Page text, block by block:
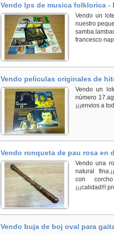
Vendo lps de musica folklorica -
Vendo un
nuestro
francesco
Vendo peliculas originales de
Vendo un
número
¡¡¡envios a
Vendo ronqueta de pau rosa en
Vendo una
natural
con corcho
Vendo buja de boj oval para